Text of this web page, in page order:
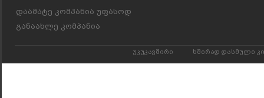
დაამატე კომპანია უფასოდ
განაახლე კომპანია
უკუკავშირი ხშირად დასმული